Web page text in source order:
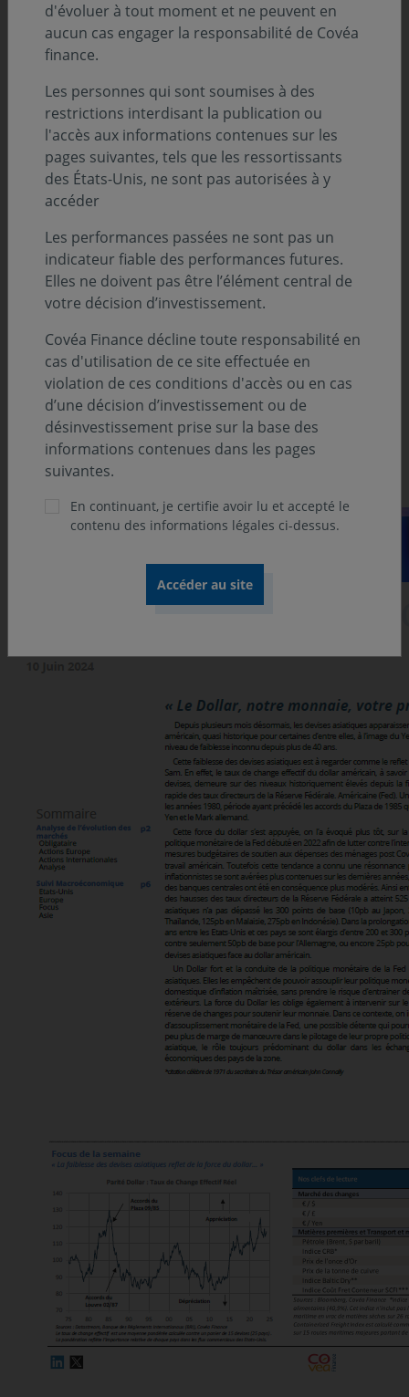
Sommaire
Analyse de l’évolution des marchés :
Obligataire par Nicolas VIENNE
Actions Europe par Ambre SAADA
Actions Internationales par Sophie PONS
PAVLOV
Analyse Suivi Macroéconomique :
États-Unis par Sébastien BERTHELOT
Europe par Eloïse GIRARD-DESBOIS et Jean-Louis
MOURIER
Asie par Louis MARTIN
Découvrez notre suivi des marchés
d'évoluer à tout moment et ne peuvent en
aucun cas engager la responsabilité de Covéa
finance.
Les personnes qui sont soumises à des
restrictions interdisant la publication ou
l'accès aux informations contenues sur les
pages suivantes, tels que les ressortissants
des États-Unis, ne sont pas autorisées à y
accéder
Les performances passées ne sont pas un
indicateur fiable des performances futures.
Elles ne doivent pas être l’élément central de
votre décision d’investissement.
Covéa Finance décline toute responsabilité en
cas d'utilisation de ce site effectuée en
violation de ces conditions d'accès ou en cas
d’une décision d’investissement ou de
désinvestissement prise sur la base des
informations contenues dans les pages
suivantes.
En continuant, je certifie avoir lu et accepté le
contenu des informations légales ci-dessus.